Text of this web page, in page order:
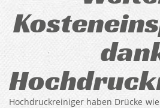
Hochdruckreiniger haben Drücke